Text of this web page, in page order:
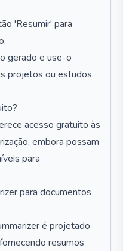
'Resumir' para
gerado e use-o
projetos ou estudos.
acesso gratuito às
embora possam
para
para documentos
é projetado
resumos